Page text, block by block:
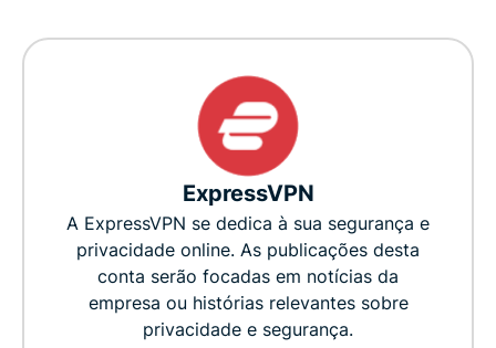
ExpressVPN
A ExpressVPN se dedica à sua segurança e
privacidade online. As publicações desta
conta serão focadas em notícias da
empresa ou histórias relevantes sobre
privacidade e segurança.